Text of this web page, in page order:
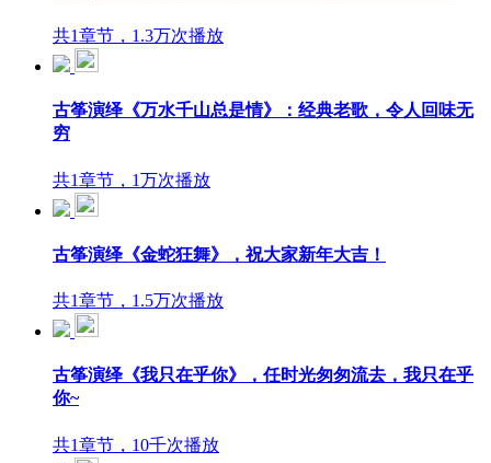
共1章节，1.3万次播放
古筝演绎《万水千山总是情》：经典老歌，令人回味无
穷
共1章节，1万次播放
古筝演绎《金蛇狂舞》，祝大家新年大吉！
共1章节，1.5万次播放
古筝演绎《我只在乎你》，任时光匆匆流去，我只在乎
你~
共1章节，10千次播放